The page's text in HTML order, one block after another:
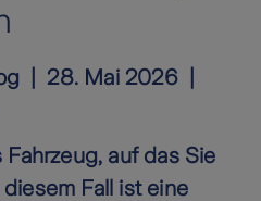
28. Mai 2026
auf das Sie
Fall ist eine